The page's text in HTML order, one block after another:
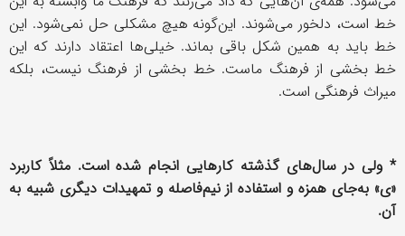
خط است، دلخور می‌شوند. این‌گونه هیچ مشکلی حل نمی‌شود. این
خط باید به همین شکل باقی بماند. خیلی‌ها اعتقاد دارند که این
خط بخشی از فرهنگ ماست. خط بخشی از فرهنگ نیست، بلکه
میراث فرهنگی است.
* ولی در سال‌های گذشته کارهایی انجام شده است. مثلاً کاربرد
«ی» به‌جای همزه و استفاده از نیم‌فاصله و تمهیدات دیگری شبیه به
آن.